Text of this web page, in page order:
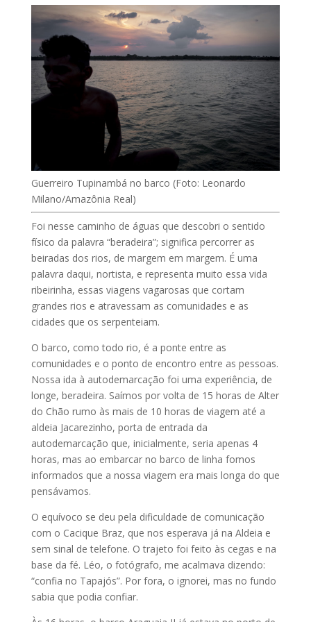
Guerreiro Tupinambá no barco (Foto: Leonardo
Milano/Amazônia Real)
Foi nesse caminho de águas que descobri o sentido
físico da palavra “beradeira”; significa percorrer as
beiradas dos rios, de margem em margem. É uma
palavra daqui, nortista, e representa muito essa vida
ribeirinha, essas viagens vagarosas que cortam
grandes rios e atravessam as comunidades e as
cidades que os serpenteiam.
O barco, como todo rio, é a ponte entre as
comunidades e o ponto de encontro entre as pessoas.
Nossa ida à autodemarcação foi uma experiência, de
longe, beradeira. Saímos por volta de 15 horas de Alter
do Chão rumo às mais de 10 horas de viagem até a
aldeia Jacarezinho, porta de entrada da
autodemarcação que, inicialmente, seria apenas 4
horas, mas ao embarcar no barco de linha fomos
informados que a nossa viagem era mais longa do que
pensávamos.
O equívoco se deu pela dificuldade de comunicação
com o Cacique Braz, que nos esperava já na Aldeia e
sem sinal de telefone. O trajeto foi feito às cegas e na
base da fé. Léo, o fotógrafo, me acalmava dizendo:
“confia no Tapajós”. Por fora, o ignorei, mas no fundo
sabia que podia confiar.